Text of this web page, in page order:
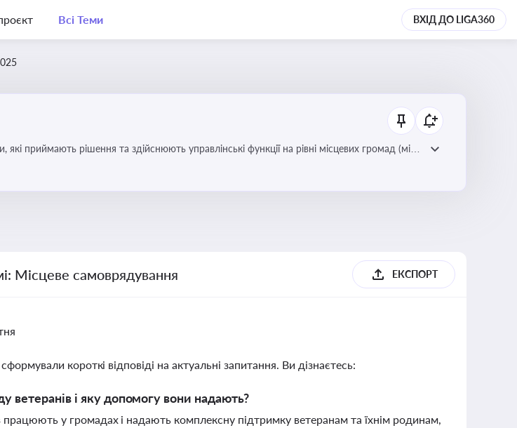
Всі Теми ВХІД ДО LIGA360
які приймають рішення та здійснюють управлінські функції на рівні місцевих громад (міст,
Місцеве самоврядування ЕКСПОРТ
короткі відповіді на актуальні запитання. Ви дізнаєтесь:
ветеранів і яку допомогу вони надають?
працюють у громадах і надають комплексну підтримку ветеранам та їхнім родинам,